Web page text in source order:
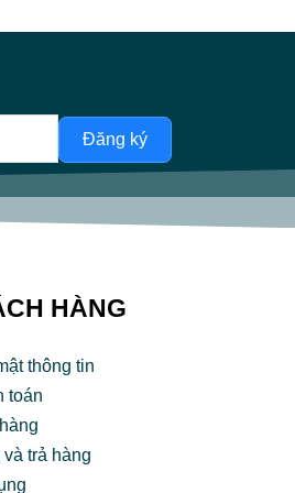
Đăng ký
HÀNG
thông tin
toán
trả hàng